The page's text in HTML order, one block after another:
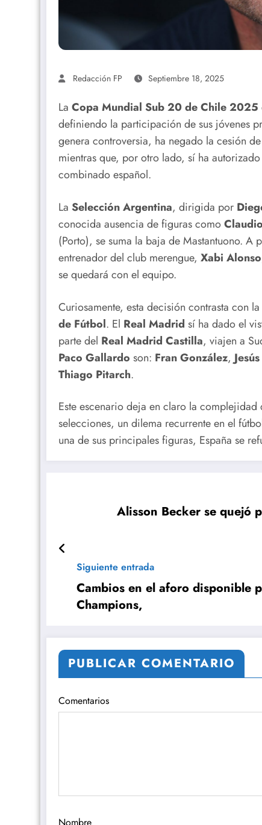
Redacción FP Septiembre 18, 2025
La Copa Mundial Sub 20 de Chile 2025
definiendo la participación de sus jóvenes
genera controversia, ha negado la cesión de
mientras que, por otro lado, sí ha
combinado español.
La Selección Argentina, dirigida por
conocida ausencia de figuras como
(Porto), se suma la baja de Mastantuono.
entrenador del club merengue, Xabi Alonso
se quedará con el equipo.
Curiosamente, esta decisión contrasta con
de Fútbol. El Real Madrid sí ha dado el
parte del Real Madrid Castilla, viajen a
Paco Gallardo son: Fran González,
Thiago Pitarch.
Este escenario deja en claro la
selecciones, un dilema recurrente en el
una de sus principales figuras, España se
Alisson Becker se quejó
Siguiente entrada
Cambios en el aforo disponible
Champions,
PUBLICAR COMENTARIO
Comentarios